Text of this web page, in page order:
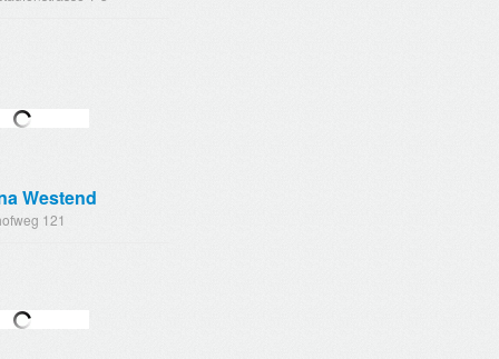
Westend
121